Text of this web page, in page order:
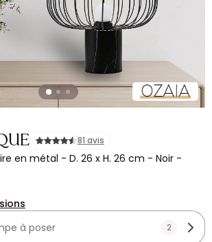
81 avis
en métal - D. 26 x H. 26 cm - Noir -
à poser 2